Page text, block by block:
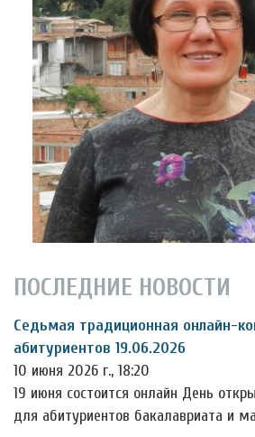
ПОСЛЕДНИЕ НОВОСТИ
Седьмая традиционная онлайн-
абитуриентов 19.06.2026
10 июня 2026 г., 18:20
19 июня состоится онлайн День
для абитуриентов бакалавриата и